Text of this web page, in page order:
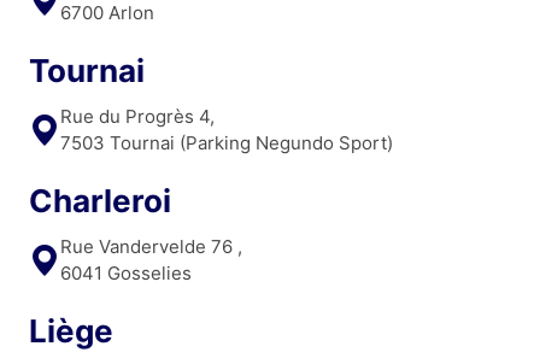
6700 Arlon
Tournai
Rue du Progrès 4,
7503 Tournai (Parking Negundo Sport)
Charleroi
Rue Vandervelde 76 ,
6041 Gosselies
Liège